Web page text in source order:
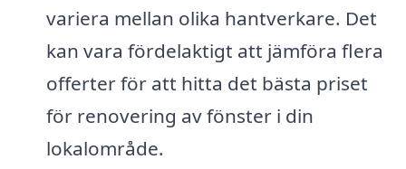
variera mellan olika hantverkare. Det
kan vara fördelaktigt att jämföra flera
offerter för att hitta det bästa priset
för renovering av fönster i din
lokalområde.